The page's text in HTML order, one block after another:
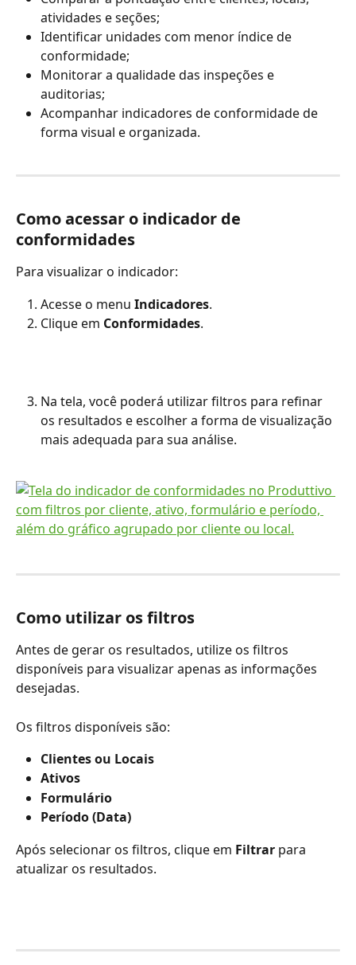
atividades e seções;
Identificar unidades com menor índice de
conformidade;
Monitorar a qualidade das inspeções e
auditorias;
Acompanhar indicadores de conformidade de
forma visual e organizada.
Como acessar o indicador de
conformidades
Para visualizar o indicador:
Acesse o menu Indicadores.
Clique em Conformidades.
Na tela, você poderá utilizar filtros para refinar
os resultados e escolher a forma de visualização
mais adequada para sua análise.
Como utilizar os filtros
Antes de gerar os resultados, utilize os filtros
disponíveis para visualizar apenas as informações
desejadas.
Os filtros disponíveis são:
Clientes ou Locais
Ativos
Formulário
Período (Data)
Após selecionar os filtros, clique em Filtrar para
atualizar os resultados.